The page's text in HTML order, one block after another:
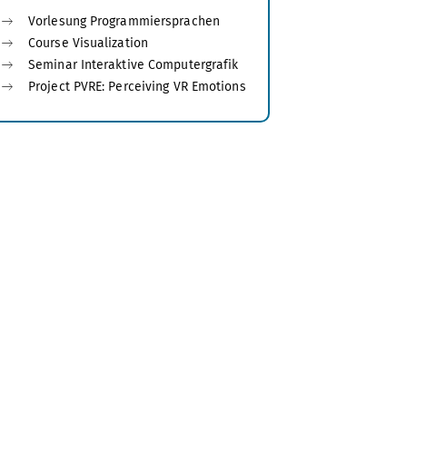
Vorlesung Programmiersprachen
Course Visualization
Seminar Interaktive Computergrafik
Project PVRE: Perceiving VR Emotions